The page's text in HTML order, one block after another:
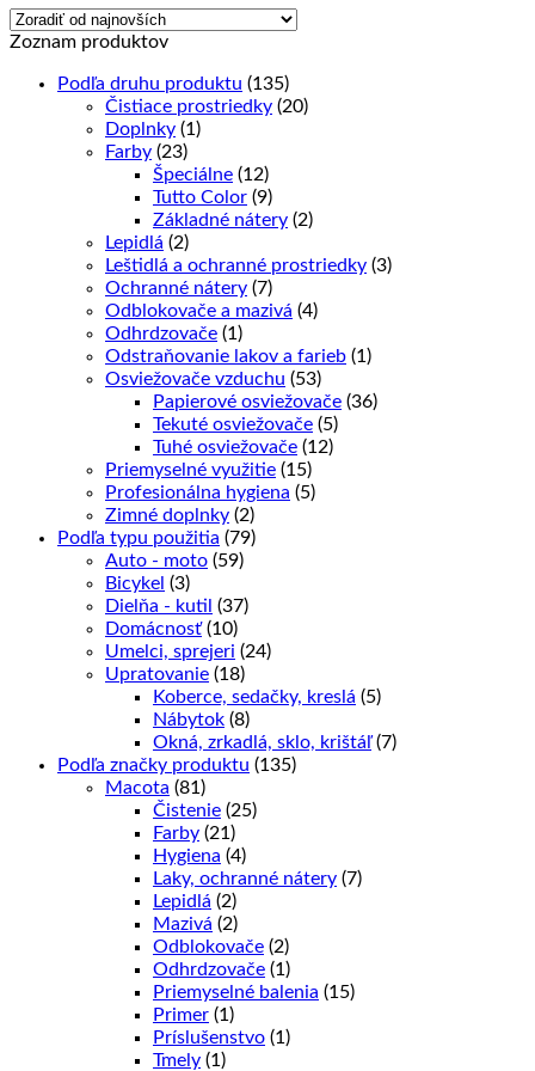
Zoznam produktov
Podľa druhu produktu (135)
Čistiace prostriedky (20)
Doplnky (1)
Farby (23)
Špeciálne (12)
Tutto Color (9)
Základné nátery (2)
Lepidlá (2)
Leštidlá a ochranné prostriedky (3)
Ochranné nátery (7)
Odblokovače a mazivá (4)
Odhrdzovače (1)
Odstraňovanie lakov a farieb (1)
Osviežovače vzduchu (53)
Papierové osviežovače (36)
Tekuté osviežovače (5)
Tuhé osviežovače (12)
Priemyselné využitie (15)
Profesionálna hygiena (5)
Zimné doplnky (2)
Podľa typu použitia (79)
Auto - moto (59)
Bicykel (3)
Dielňa - kutil (37)
Domácnosť (10)
Umelci, sprejeri (24)
Upratovanie (18)
Koberce, sedačky, kreslá (5)
Nábytok (8)
Okná, zrkadlá, sklo, krištáľ (7)
Podľa značky produktu (135)
Macota (81)
Čistenie (25)
Farby (21)
Hygiena (4)
Laky, ochranné nátery (7)
Lepidlá (2)
Mazivá (2)
Odblokovače (2)
Odhrdzovače (1)
Priemyselné balenia (15)
Primer (1)
Príslušenstvo (1)
Tmely (1)